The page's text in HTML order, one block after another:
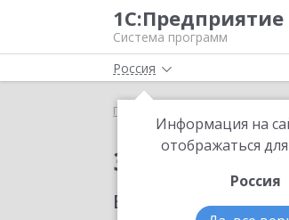
1С:Предприятие
Система программ
Россия
Информация на
отображаться
Россия
Главная
Заказать
в населенном